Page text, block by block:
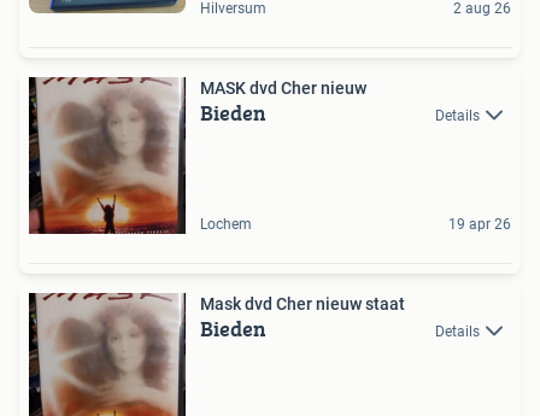
Hilversum 2 aug 26
MASK dvd Cher nieuw
Bieden Details
Lochem 19 apr 26
Mask dvd Cher nieuw staat
Bieden Details